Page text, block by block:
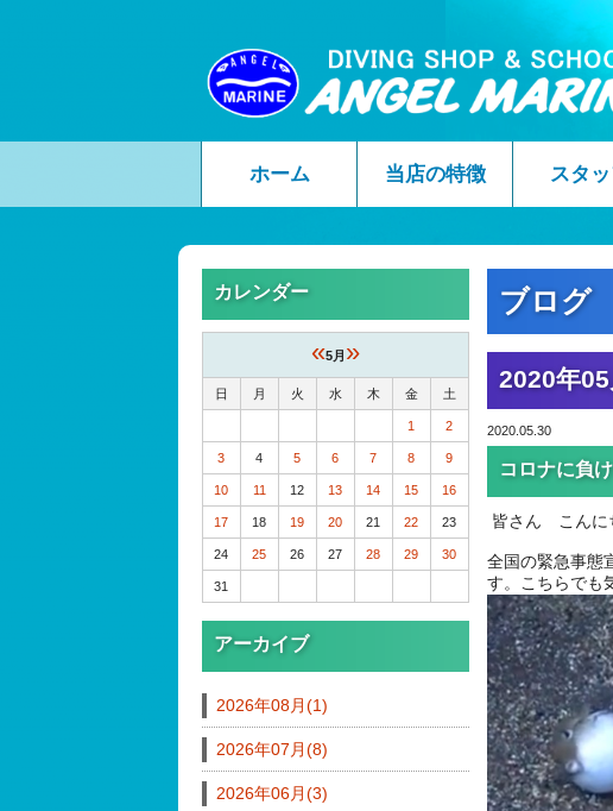
ホーム 当店の特徴 スタ
ブログ
2020年05
2020.05.30
コロナに負
皆さん こんに
全国の緊急事態
す。こちらでも
カレンダー
«5月 »
日 月 火 水 木 金 土
1 2
3 4 5 6 7 8 9
10 11 12 13 14 15 16
17 18 19 20 21 22 23
24 25 26 27 28 29 30
31
アーカイブ
2026年08月(1)
2026年07月(8)
2026年06月(3)